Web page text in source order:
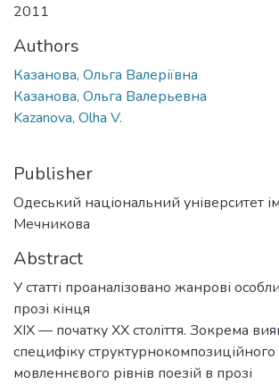
2011
Authors
Казанова, Ольга Валеріївна
Казанова, Ольга Валерьевна
Kazanova, Olha V.
Publisher
Одеський національний університет
Мечникова
Abstract
У статті проаналізовано жанрові
прозі кінця
XIX — початку XX століття. Зокрема
специфіку структурнокомпозиційного
мовленнєвого рівнів поезій в прозі